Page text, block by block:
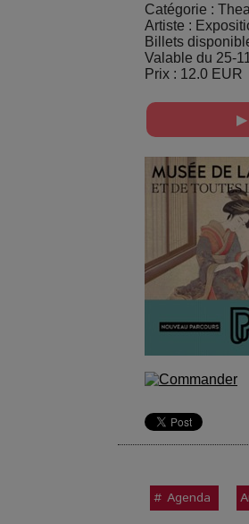
Catégorie :
Artiste :
Billets
Valable du 25-
Prix : 12.0 EUR
▶
# Agenda